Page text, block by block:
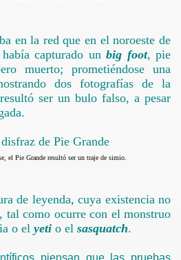
en la red que en el noroeste de
capturado unbig foot, pie
muerto; prometiéndose una
dos fotografías de la
ser un bulo falso, a pesar
resultó ser un traje de simio.
de leyenda, cuya existencia no
tal como ocurre con el monstruo
o el yeti o el sasquatch.
piensan que las pruebas